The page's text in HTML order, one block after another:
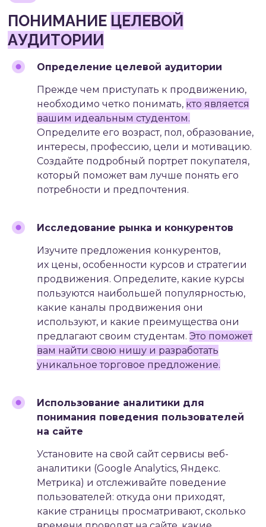
Определение целевой аудитории
Прежде чем приступать к продвижению,
необходимо четко понимать, кто является
вашим идеальным студентом.
Определите его возраст, пол, образование,
интересы, профессию, цели и мотивацию.
Создайте подробный портрет покупателя,
который поможет вам лучше понять его
потребности и предпочтения.
Исследование рынка и конкурентов
Изучите предложения конкурентов,
их цены, особенности курсов и стратегии
продвижения. Определите, какие курсы
пользуются наибольшей популярностью,
какие каналы продвижения они
используют, и какие преимущества они
предлагают своим студентам. Это поможет
вам найти свою нишу и разработать
уникальное торговое предложение.
Использование аналитики для
понимания поведения пользователей
на сайте
Установите на свой сайт сервисы веб-
аналитики (Google Analytics, Яндекс.
Метрика) и отслеживайте поведение
пользователей: откуда они приходят,
какие страницы просматривают, сколько
ПОИСКОВЫХ СИСТЕМ (SEO)